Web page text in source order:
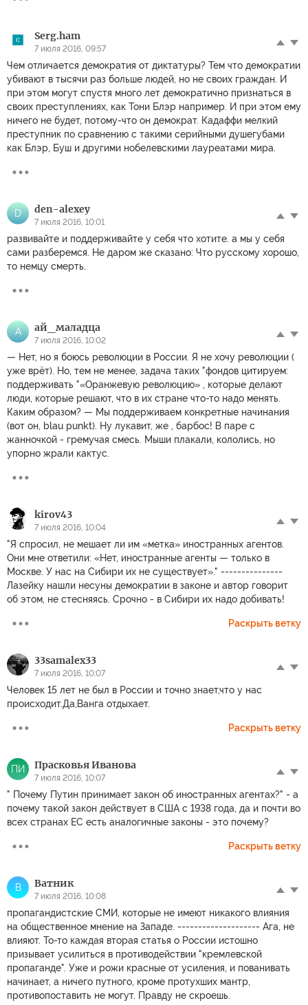
Serg.ham
7 июля 2016, 09:57
Чем отличается демократия от диктатуры? Тем что демократии
убивают в тысячи раз больше людей, но не своих граждан. И
при этом могут спустя много лет демократично признаться в
своих преступлениях, как Тони Блэр например. И при этом ему
ничего не будет, потому-что он демократ. Кадаффи мелкий
преступник по сравнению с такими серийными душегубами
как Блэр, Буш и другими нобелевскими лауреатами мира.
D den-alexey
7 июля 2016, 10:01
развивайте и поддерживайте у себя что хотите. а мы у себя
сами разберемся. Не даром же сказано: Что русскому хорошо,
то немцу смерть.
А ай_маладца
7 июля 2016, 10:02
— Нет, но я боюсь революции в России. Я не хочу революции (
уже врёт). Но, тем не менее, задача таких "фондов цитируем:
поддерживать "«Оранжевую революцию» , которые делают
люди, которые решают, что в их стране что-то надо менять.
Каким образом? — Мы поддерживаем конкретные начинания
(вот он, blau punkt). Ну лукавит, же , барбос! В паре с
жанночкой - гремучая смесь. Мыши плакали, кололись, но
упорно жрали кактус.
kirov43
7 июля 2016, 10:04
"Я спросил, не мешает ли им «метка» иностранных агентов.
Они мне ответили: «Нет, иностранные агенты — только в
Москве. У нас на Сибири их не существует»." ---------------
Лазейку нашли несуны демократии в законе и автор говорит
об этом, не стесняясь. Cрочно - в Сибири их надо добивать!
Раскрыть ветку
33samalex33
7 июля 2016, 10:07
Человек 15 лет не был в России и точно знает,что у нас
происходит.Да,Ванга отдыхает.
Раскрыть ветку
ПИ Прасковья Иванова
7 июля 2016, 10:07
" Почему Путин принимает закон об иностранных агентах?" - а
почему такой закон действует в США с 1938 года, да и почти во
всех странах ЕС есть аналогичные законы - это почему?
Раскрыть ветку
В Ватник
7 июля 2016, 10:08
пропагандистские СМИ, которые не имеют никакого влияния
на общественное мнение на Западе. -------------------- Ага, не
влияют. То-то каждая вторая статья о России истошно
призывает усилиться в противодействии "кремлевской
пропаганде". Уже и рожи красные от усиления, и пованивать
начинает, а ничего путного, кроме протухших мантр,
противопоставить не могут. Правду не скроешь.